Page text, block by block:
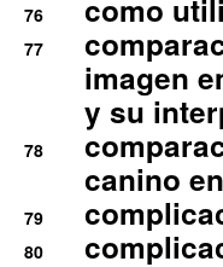
76 como
77
imagen
y su
78
canino
79
80